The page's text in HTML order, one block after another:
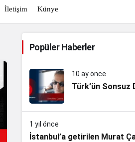
İletişim Künye
Popüler Haberler
10 ay önce
Türk’ün Sonsuz
1 yıl önce
İstanbul’a getirilen Murat